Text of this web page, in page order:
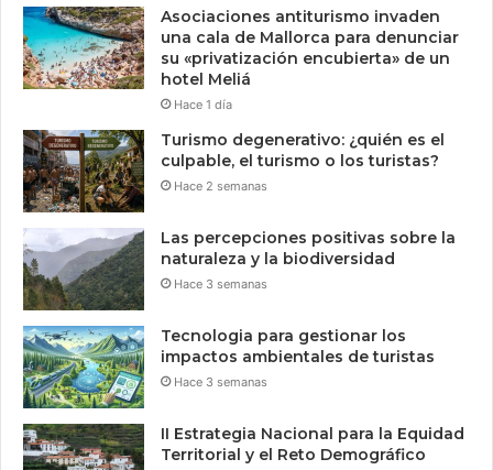
Asociaciones antiturismo invaden
una cala de Mallorca para denunciar
su «privatización encubierta» de un
hotel Meliá
Hace 1 día
Turismo degenerativo: ¿quién es el
culpable, el turismo o los turistas?
Hace 2 semanas
Las percepciones positivas sobre la
naturaleza y la biodiversidad
Hace 3 semanas
Tecnologia para gestionar los
impactos ambientales de turistas
Hace 3 semanas
II Estrategia Nacional para la Equidad
Territorial y el Reto Demográfico